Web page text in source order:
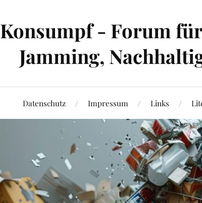
Konsumpf - Forum
Jamming,
Datenschutz Impressum Links